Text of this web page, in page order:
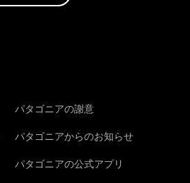
パタゴニアの謝意
パタゴニアからのお知らせ
パタゴニアの公式アプリ